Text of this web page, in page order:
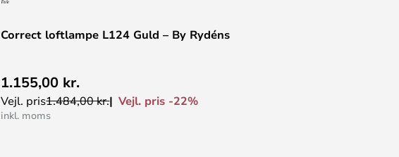
Correct loftlampe L124 Guld – By Rydéns
1.155,00 kr.
Vejl. pris1.484,00 kr. Vejl. pris -22%
inkl. moms